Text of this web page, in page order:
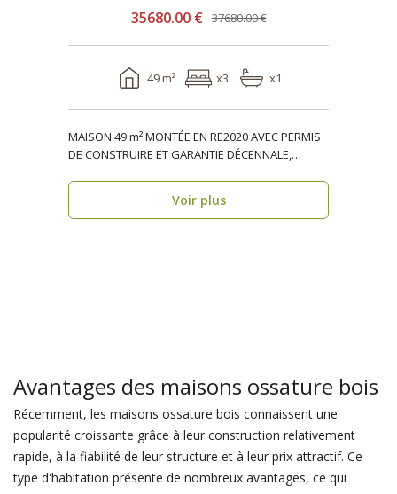
35680.00 € 37680.00 €
49 m² x3 x1
MAISON 49 m² MONTÉE EN RE2020 AVEC PERMIS
DE CONSTRUIRE ET GARANTIE DÉCENNALE,
Voir plus
Avantages des maisons ossature bois
Récemment, les maisons ossature bois connaissent une
popularité croissante grâce à leur construction relativement
rapide, à la fiabilité de leur structure et à leur prix attractif. Ce
type d'habitation présente de nombreux avantages, ce qui